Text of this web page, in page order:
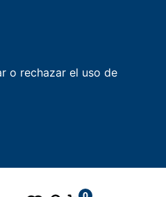
o rechazar el uso de